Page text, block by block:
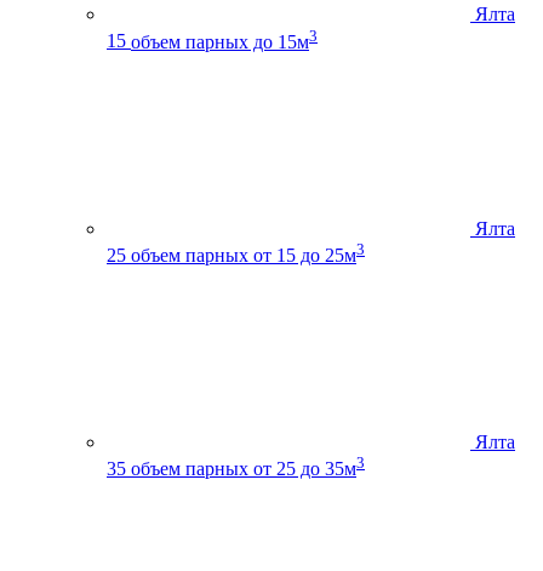
Ялта
15 объем парных до 15м3
Ялта
25 объем парных от 15 до 25м3
Ялта
35 объем парных от 25 до 35м3